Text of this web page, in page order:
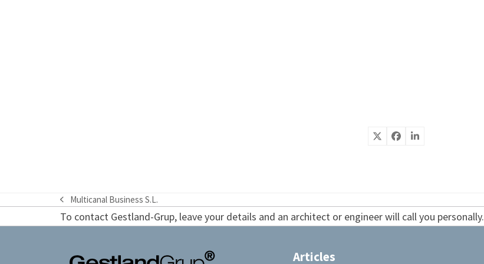
previous
post:
Multicanal Business S.L.
To contact Gestland-Grup, leave your details and an architect or engineer will call you personally.
Articles